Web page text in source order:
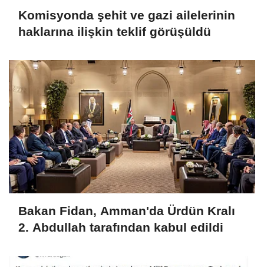
Komisyonda şehit ve gazi ailelerinin
haklarına ilişkin teklif görüşüldü
Bakan Fidan, Amman'da Ürdün Kralı
2. Abdullah tarafından kabul edildi